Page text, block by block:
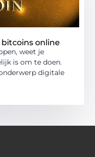
online
weet je
is om te doen.
digitale